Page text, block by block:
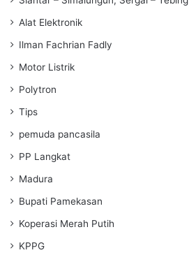
Alat Elektronik
Ilman Fachrian Fadly
Motor Listrik
Polytron
Tips
pemuda pancasila
PP Langkat
Madura
Bupati Pamekasan
Koperasi Merah Putih
KPPG